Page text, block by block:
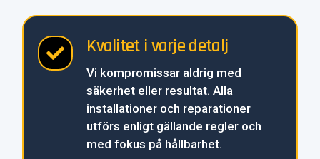
 Kvalitet i varje detalj
Vi kompromissar aldrig med
säkerhet eller resultat. Alla
installationer och reparationer
utförs enligt gällande regler och
med fokus på hållbarhet.